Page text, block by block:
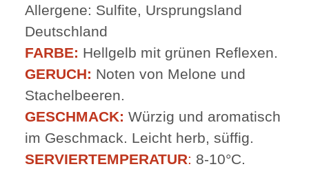
Allergene: Sulfite, Ursprungsland
Deutschland
FARBE: Hellgelb mit grünen Reflexen.
GERUCH: Noten von Melone und
Stachelbeeren.
GESCHMACK: Würzig und aromatisch
im Geschmack. Leicht herb, süffig.
SERVIERTEMPERATUR: 8-10°C.